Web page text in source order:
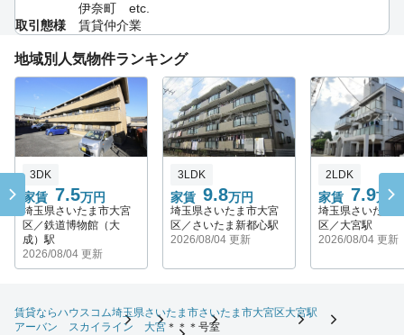
伊奈町 etc.
取引態様
賃貸仲介業
地域別人気物件ランキング
家賃 7.5万円
3DK
埼玉県さいたま市大宮
区／鉄道博物館（大
成）駅
2026/08/04 更新
家賃 9.8万円
3LDK
埼玉県さいたま市大宮
区／さいたま新都心駅
2026/08/04 更新
家賃 7.9万円
2LDK
埼玉県さいたま
区／大宮駅
2026/08/04 更新
賃貸ならハウスコム埼玉県さいたま市さいたま市大宮区大宮駅
アーバン スカイライン 大宮 ＊＊＊号室